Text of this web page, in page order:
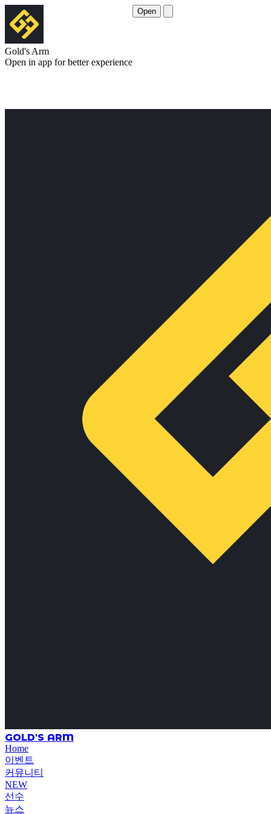
Gold's Arm
Open in app for better experience
Open
GOLD'S ARM
Home
이벤트
커뮤니티
NEW
선수
뉴스